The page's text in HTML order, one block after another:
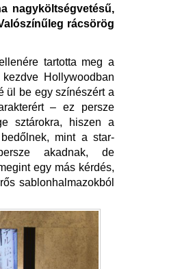
nagyköltségvetésű,
rácsörög
tartotta meg a
Hollywoodban
ül be egy színészért a
– ez persze
sztárokra, hiszen a
mint a star-
akadnak, de
egy más kérdés,
sablonhalmazokból